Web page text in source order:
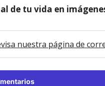
de tu vida en
nuestra página de